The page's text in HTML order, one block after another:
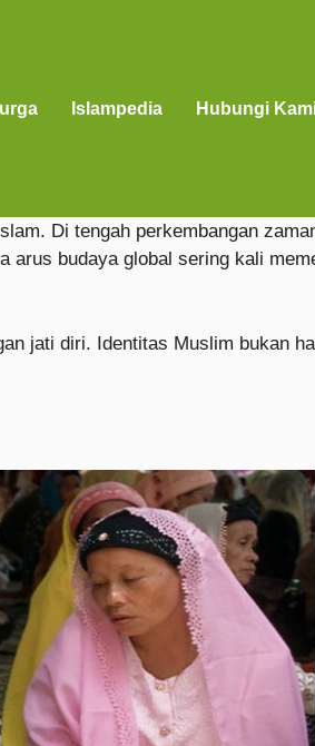
Islampedia Hubungi
Di tengah perkembangan
budaya global sering kali
jati diri. Identitas Muslim bukan